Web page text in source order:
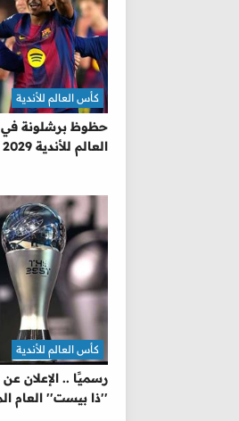
حظوظ برشلونة في
العالم للأندية 2029
كأس العالم للأندية
رسميًا .. الإعلان
''ذا بيست'' العام
كأس العالم للأندية